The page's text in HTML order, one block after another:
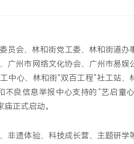
员会、林和街党工委、林和街道办
广州市网络文化协会、广州市易娱
中心、林和街“双百工程”社工站、
良信息举报中心支持的“艺启童
正式启动。
非遗体验、科技成长营、主题研学